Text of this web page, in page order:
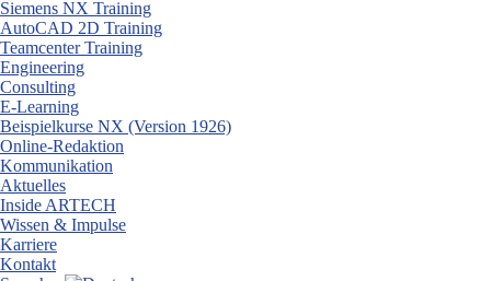
Siemens NX Training
AutoCAD 2D Training
Teamcenter Training
Engineering
Consulting
E-Learning
Beispielkurse NX (Version 1926)
Online-Redaktion
Kommunikation
Aktuelles
Inside ARTECH
Wissen & Impulse
Karriere
Kontakt